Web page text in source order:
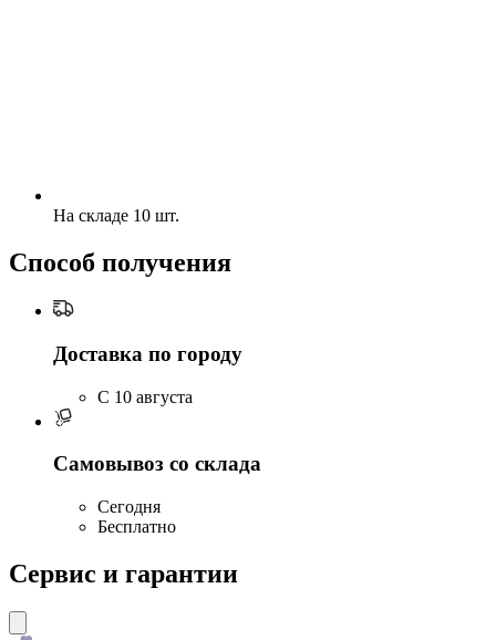
На складе 10 шт.
Способ получения
Доставка по городу
C 10 августа
Самовывоз со склада
Сегодня
Бесплатно
Сервис и гарантии